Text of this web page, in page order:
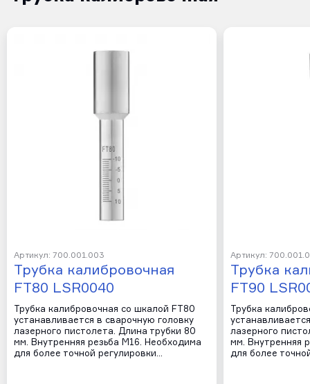
Артикул: 700.001.003
Трубка калибровочная
FT80 LSR0040
Трубка калибровочная со шкалой FT80
устанавливается в сварочную головку
лазерного пистолета. Длина трубки 80
мм. Внутренняя резьба М16. Необходима
для более точной регулировки…
Артикул:
Трубка
FT90
Трубка
лазерного
мм. Внутренняя
для более